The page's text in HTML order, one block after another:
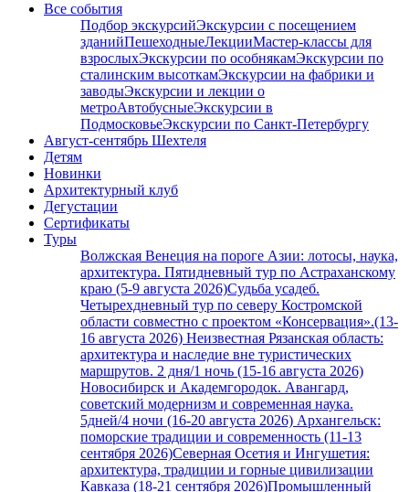
Все события
Подбор экскурсийЭкскурсии с посещением
зданийПешеходныеЛекцииМастер-классы для
взрослыхЭкскурсии по особнякамЭкскурсии по
сталинским высоткамЭкскурсии на фабрики и
заводыЭкскурсии и лекции о
метроАвтобусныеЭкскурсии в
ПодмосковьеЭкскурсии по Санкт-Петербургу
Август-сентябрь Шехтеля
Детям
Новинки
Архитектурный клуб
Дегустации
Сертификаты
Туры
Волжская Венеция на пороге Азии: лотосы, наука,
архитектура. Пятидневный тур по Астраханскому
краю (5-9 августа 2026)Судьба усадеб.
Четырехдневный тур по северу Костромской
области совместно с проектом «Консервация».(13-
16 августа 2026) Неизвестная Рязанская область:
архитектура и наследие вне туристических
маршрутов. 2 дня/1 ночь (15-16 августа 2026)
Новосибирск и Академгородок. Авангард,
советский модернизм и современная наука.
5дней/4 ночи (16-20 августа 2026) Архангельск:
поморские традиции и современность (11-13
сентября 2026)Северная Осетия и Ингушетия:
архитектура, традиции и горные цивилизации
Кавказа (18-21 сентября 2026)Промышленный